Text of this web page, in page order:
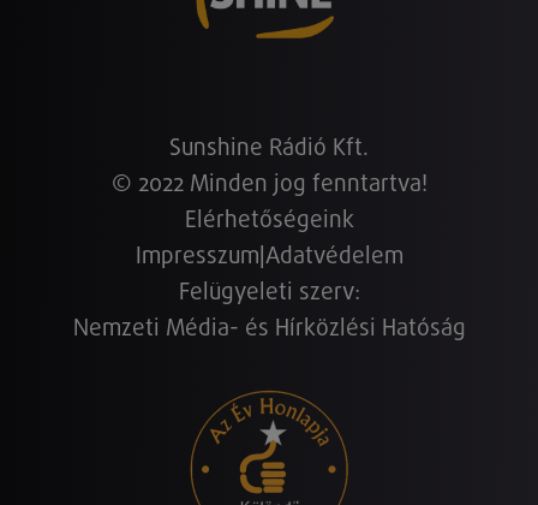
Sunshine Rádió Kft.
© 2022 Minden jog fenntartva!
Elérhetőségeink
Impresszum Adatvédelem
Felügyeleti szerv:
Nemzeti Média- és Hírközlési Hatóság